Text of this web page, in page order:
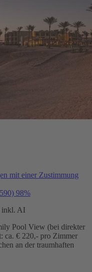
mit einer Zustimmung
98%
inkl. AI
Pool View (bei direkter
ca. € 220,- pro Zimmer
an der traumhaften